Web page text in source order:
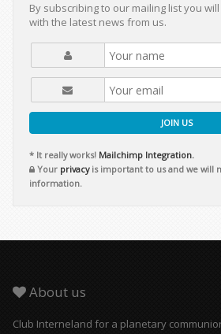
By subscribing to our mailing list you
with the latest news from us.
JOIN US
* It really works! Mailchimp Integration.
Your privacyis important to us and we will
information.
About us
Club Interneland for a planetary